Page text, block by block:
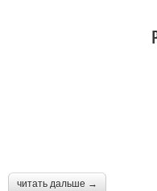
читать дальше →